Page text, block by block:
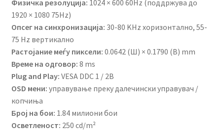
Физичка резолуција: 1024 × 600 60Hz (поддржува до
1920 × 1080 75Hz)
Опсег на синхронизација: 30-80 KHz хоризонтално, 55-
75 Hz вертикално
Растојание меѓу пиксели: 0.0642 (Ш) × 0.1790 (В) mm
Време на одговор: 8 ms
Plug and Play: VESA DDC 1 / 2B
OSD мени: управување преку далечински управувач /
копчиња
Број на бои: 1.84 милиони бои
Осветленост: 250 cd/m²